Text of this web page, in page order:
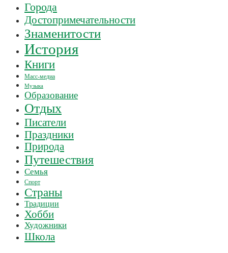
Города
Достопримечательности
Знаменитости
История
Книги
Масс-медиа
Музыка
Образование
Отдых
Писатели
Праздники
Природа
Путешествия
Семья
Спорт
Страны
Традиции
Хобби
Художники
Школа